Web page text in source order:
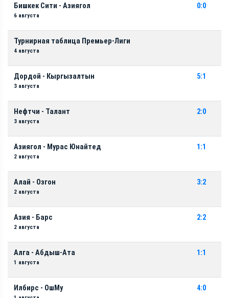
Бишкек Сити - Азиягол
6 августа
0:0
Турнирная таблица Премьер-Лиги
4 августа
Дордой - Кыргызалтын
3 августа
5:1
Нефтчи - Талант
3 августа
2:0
Азиягол - Мурас Юнайтед
2 августа
1:1
Алай - Озгон
2 августа
3:2
Азия - Барс
2 августа
2:2
Алга - Абдыш-Ата
1 августа
1:1
Илбирс - ОшМу 4:0